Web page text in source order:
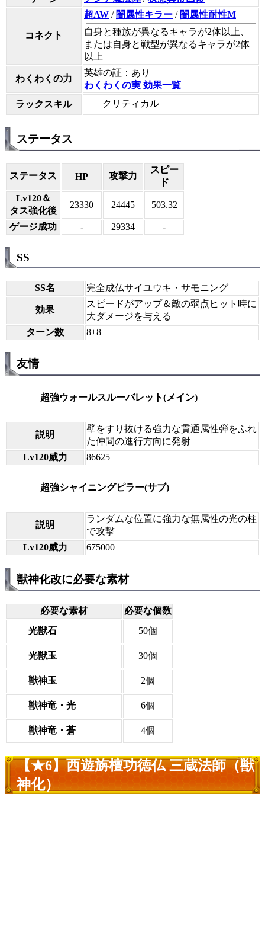
コネクト
超AW / 闇属性キラー / 闇属性耐性M
自身と種族が異なるキャラが2体以上、
または自身と戦型が異なるキャラが2体
以上
わくわくの力
英雄の証：あり
わくわくの実 効果一覧
ラックスキル
クリティカル
ステータス
ステータス HP 攻撃力
スピー
ド
Lv120＆
タス強化後
23330 24445 503.32
ゲージ成功 - 29334 -
SS
SS名 完全成仏サイユウキ・サモニング
効果
スピードがアップ＆敵の弱点ヒット時に
大ダメージを与える
ターン数
8+8
友情
超強ウォールスルーバレット(メイン)
説明
壁をすり抜ける強力な貫通属性弾をふれ
た仲間の進行方向に発射
Lv120威力
86625
超強シャイニングピラー(サブ)
説明
ランダムな位置に強力な無属性の光の柱
で攻撃
Lv120威力
675000
獣神化改に必要な素材
必要な素材
必要な個数
光獣石
50個
光獣玉 30個
獣神玉 2個
獣神竜・光 6個
獣神竜・蒼 4個
【★6】西遊旃檀功徳仏 三蔵法師（獣
神化）